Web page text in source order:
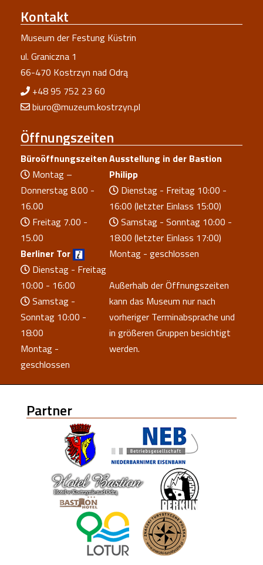
Kontakt
Museum der Festung Küstrin
ul. Graniczna 1
66-470 Kostrzyn nad Odrą
+48 95 752 23 60
biuro@muzeum.kostrzyn.pl
Öffnungszeiten
Büroöffnungszeiten
Montag –
Donnerstag 8.00 -
16.00
Freitag 7.00 -
15.00
Berliner Tor
Dienstag - Freitag
10:00 - 16:00
Samstag -
Sonntag 10:00 -
18:00
Montag -
geschlossen
Ausstellung in der Bastion
Philipp
Dienstag - Freitag 10:00 -
16:00 (letzter Einlass 15:00)
Samstag - Sonntag 10:00 -
18:00 (letzter Einlass 17:00)
Montag - geschlossen
Außerhalb der Öffnungszeiten
kann das Museum nur nach
vorheriger Terminabsprache und
in größeren Gruppen besichtigt
werden.
Partner